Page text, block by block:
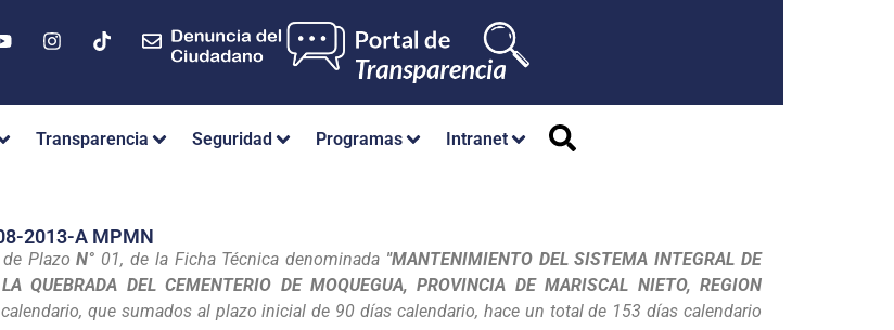
Transparencia Seguridad Programas Intranet
2013-A MPMN
de PlazoN° 01, de la Ficha Técnica denominada "MANTENIMIENTO DEL SISTEMA INTEGRAL DE
QUEBRADA DEL CEMENTERIO DE MOQUEGUA, PROVINCIA DE MARISCAL NIETO, REGION
que sumados al plazo inicial de 90 días calendario, hace un total de 153 días calendario